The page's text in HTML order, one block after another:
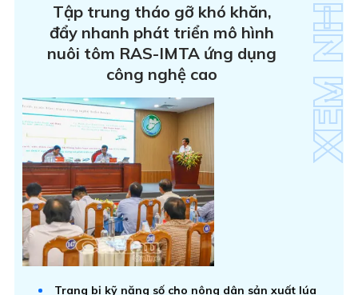
Tập trung tháo gỡ khó khăn,
đẩy nhanh phát triển mô hình
nuôi tôm RAS-IMTA ứng dụng
công nghệ cao
Trang bị kỹ năng số cho nông dân sản xuất lúa